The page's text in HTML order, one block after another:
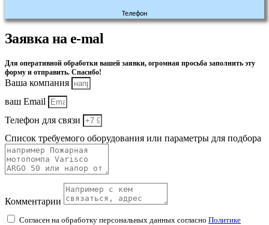
Телефон
Заявка на e-mal
Для оперативной обработки вашей заявки, огромная просьба заполнить эту
форму и отправить. Спасибо!
Ваша компания
ваш Email
Телефон для связи
Список требуемого оборудования или параметры для подбора
Комментарии
Согласен на обработку персональных данных согласно Политике